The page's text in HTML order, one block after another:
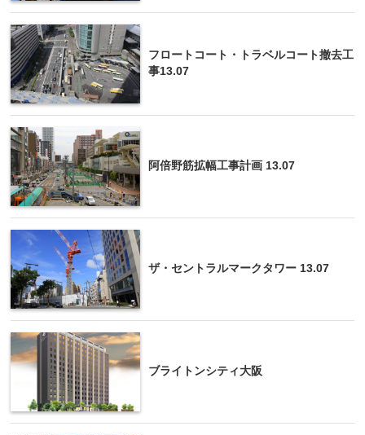
フロートコート・トラベルコート撤去工
事13.07
阿倍野筋拡幅工事計画 13.07
ザ・セントラルマークタワー 13.07
ブライトンシティ大阪